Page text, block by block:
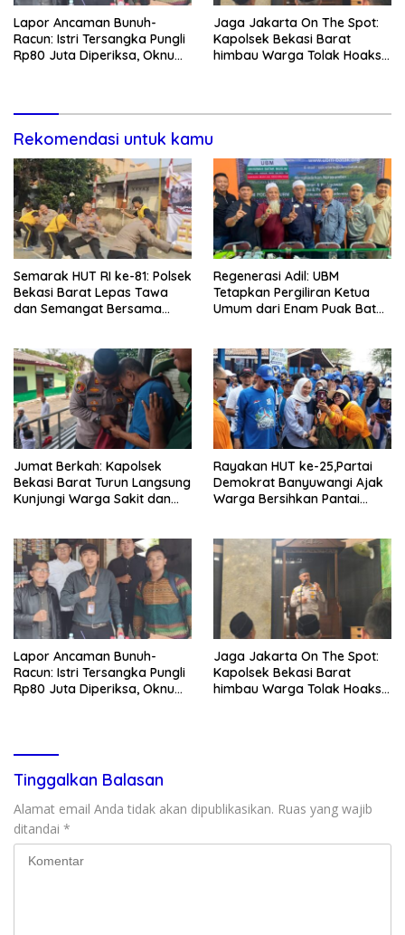
Lapor Ancaman Bunuh-
Racun: Istri Tersangka Pungli
Rp80 Juta Diperiksa, Oknum
Jaga Jakarta On The Spot:
Kapolsek Bekasi Barat
himbau Warga Tolak Hoaks
Rekomendasi untuk kamu
Semarak HUT RI ke-81: Polsek
Bekasi Barat Lepas Tawa
dan Semangat Bersama
Regenerasi Adil: UBM
Tetapkan Pergiliran Ketua
Umum dari Enam Puak Batak
Jumat Berkah: Kapolsek
Bekasi Barat Turun Langsung
Kunjungi Warga Sakit dan
Rayakan HUT ke-25,Partai
Demokrat Banyuwangi Ajak
Warga Bersihkan Pantai
Lapor Ancaman Bunuh-
Racun: Istri Tersangka Pungli
Rp80 Juta Diperiksa, Oknum
Jaga Jakarta On The Spot:
Kapolsek Bekasi Barat
himbau Warga Tolak Hoaks
Tinggalkan Balasan
Alamat email Anda tidak akan dipublikasikan. Ruas yang wajib
ditandai *